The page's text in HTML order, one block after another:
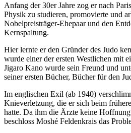
Anfang der 30er Jahre zog er nach
Physik zu studieren, promovierte und
Nobelpreisträger-Ehepaar und den
Kernspaltung.
Hier lernte er den Gründer des Judo
wurde einer der ersten Westlichen mit
Jigaro Kano wurde sein Freund und
seiner ersten Bücher, Bücher für den
Im englischen Exil (ab 1940)
Knieverletzung, die er sich beim
hatte. Da ihm die Ärzte keine
beschloss Moshé Feldenkrais das